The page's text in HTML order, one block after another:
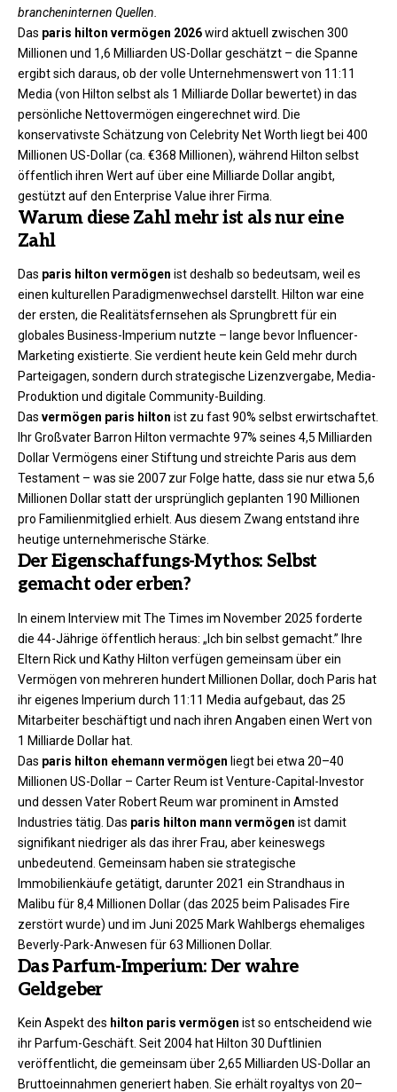
brancheninternen Quellen.
Das paris hilton vermögen 2026wird aktuell zwischen 300
Millionen und 1,6 Milliarden US-Dollar geschätzt – die Spanne
ergibt sich daraus, ob der volle Unternehmenswert von 11:11
Media (von Hilton selbst als 1 Milliarde Dollar bewertet) in das
persönliche Nettovermögen eingerechnet wird. Die
konservativste Schätzung von Celebrity Net Worth liegt bei 400
Millionen US-Dollar (ca. €368 Millionen), während Hilton selbst
öffentlich ihren Wert auf über eine Milliarde Dollar angibt,
gestützt auf den Enterprise Value ihrer Firma.
Warum diese Zahl mehr ist als nur eine
Zahl
Das paris hilton vermögen ist deshalb so bedeutsam, weil es
einen kulturellen Paradigmenwechsel darstellt. Hilton war eine
der ersten, die Realitätsfernsehen als Sprungbrett für ein
globales Business-Imperium nutzte – lange bevor Influencer-
Marketing existierte. Sie verdient heute kein Geld mehr durch
Parteigagen, sondern durch strategische Lizenzvergabe, Media-
Produktion und digitale Community-Building.
Das vermögen paris hilton ist zu fast 90% selbst erwirtschaftet.
Ihr Großvater Barron Hilton vermachte 97% seines 4,5 Milliarden
Dollar Vermögens einer Stiftung und streichte Paris aus dem
Testament – was sie 2007 zur Folge hatte, dass sie nur etwa 5,6
Millionen Dollar statt der ursprünglich geplanten 190 Millionen
pro Familienmitglied erhielt. Aus diesem Zwang entstand ihre
heutige unternehmerische Stärke.
Der Eigenschaffungs-Mythos: Selbst
gemacht oder erben?
In einem Interview mit The Times im November 2025 forderte
die 44-Jährige öffentlich heraus: „Ich bin selbst gemacht.” Ihre
Eltern Rick und Kathy Hilton verfügen gemeinsam über ein
Vermögen von mehreren hundert Millionen Dollar, doch Paris hat
ihr eigenes Imperium durch 11:11 Media aufgebaut, das 25
Mitarbeiter beschäftigt und nach ihren Angaben einen Wert von
1 Milliarde Dollar hat.
Das paris hilton ehemann vermögen liegt bei etwa 20–40
Millionen US-Dollar – Carter Reum ist Venture-Capital-Investor
und dessen Vater Robert Reum war prominent in Amsted
Industries tätig. Das paris hilton mann vermögen ist damit
signifikant niedriger als das ihrer Frau, aber keineswegs
unbedeutend. Gemeinsam haben sie strategische
Immobilienkäufe getätigt, darunter 2021 ein Strandhaus in
Malibu für 8,4 Millionen Dollar (das 2025 beim Palisades Fire
zerstört wurde) und im Juni 2025 Mark Wahlbergs ehemaliges
Beverly-Park-Anwesen für 63 Millionen Dollar.
Das Parfum-Imperium: Der wahre
Geldgeber
Kein Aspekt des hilton paris vermögen ist so entscheidend wie
ihr Parfum-Geschäft. Seit 2004 hat Hilton 30 Duftlinien
veröffentlicht, die gemeinsam über 2,65 Milliarden US-Dollar an
Bruttoeinnahmen generiert haben. Sie erhält royaltys von 20–